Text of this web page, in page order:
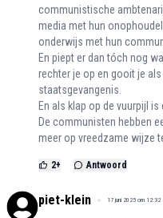
communistische
media met hun
onderwijs met hun
En piept er dan tóch nog
rechter je op en gooit je
staatsgevangenis.
En als klap op de vuurpijl
De communisten hebben
meer op vreedzame wijze
2+ Antwoord
piet-klein 17 juni 2025 om 12:32